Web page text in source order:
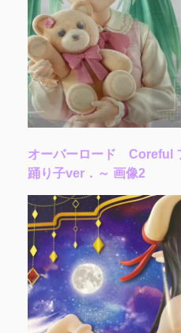
オーバーロード Coreful
踊り子ver．～ 画像2